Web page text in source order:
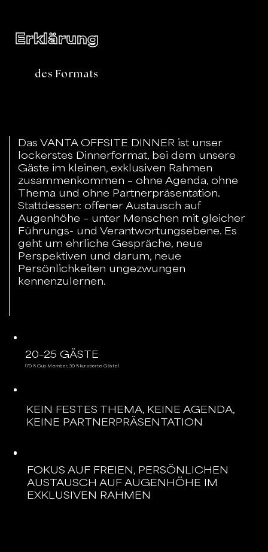
Erklärung
des Formats
Das VANTA OFFSITE DINNER ist unser
lockerstes Dinnerformat, bei dem unsere
Gäste im kleinen, exklusiven Rahmen
zusammenkommen – ohne Agenda, ohne
Thema und ohne Partnerpräsentation.
Stattdessen: offener Austausch auf
Augenhöhe – unter Menschen mit gleicher
Führungs- und Verantwortungsebene. Es
geht um ehrliche Gespräche, neue
Perspektiven und darum, neue
Persönlichkeiten ungezwungen
kennenzulernen.
20–25 GÄSTE
(70 % Club Member, 30 % kuratierte Gäste)
KEIN FESTES THEMA, KEINE AGENDA,
KEINE PARTNERPRÄSENTATION
FOKUS AUF FREIEN, PERSÖNLICHEN
AUSTAUSCH AUF AUGENHÖHE IM
EXKLUSIVEN RAHMEN